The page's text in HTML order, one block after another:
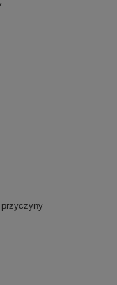
przyczyny